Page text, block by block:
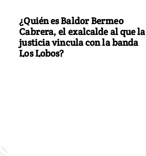
¿Quién es Baldor Bermeo
Cabrera, el exalcalde al que la
justicia vincula con la banda
Los Lobos?